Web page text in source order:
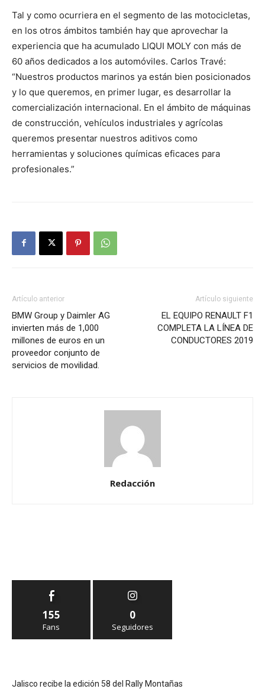
Tal y como ocurriera en el segmento de las motocicletas,
en los otros ámbitos también hay que aprovechar la
experiencia que ha acumulado LIQUI MOLY con más de
60 años dedicados a los automóviles. Carlos Travé:
“Nuestros productos marinos ya están bien posicionados
y lo que queremos, en primer lugar, es desarrollar la
comercialización internacional. En el ámbito de máquinas
de construcción, vehículos industriales y agrícolas
queremos presentar nuestros aditivos como
herramientas y soluciones químicas eficaces para
profesionales.”
Artículo anterior
BMW Group y Daimler AG
invierten más de 1,000
millones de euros en un
proveedor conjunto de
servicios de movilidad.
Artículo siguiente
EL EQUIPO RENAULT F1
COMPLETA LA LÍNEA DE
CONDUCTORES 2019
Redacción
155
Fans
0
Seguidores
Jalisco recibe la edición 58 del Rally Montañas